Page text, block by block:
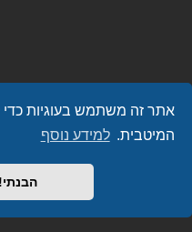
אתר זה משתמש בעוגיות כדי
המיטבית. למידע נוסף
הבנתי!